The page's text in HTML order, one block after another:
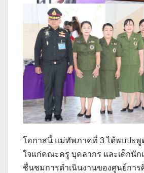
โอกาสนี้ แม่ทัพภาคที่ 3 ได้พบปะพู
ใจแก่คณะครู บุคลากร และเด็กนัก
ชื่นชมการดำเนินงานของศูนย์การ